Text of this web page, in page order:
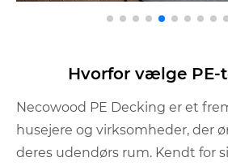
Hvorfor vælge PE-
Necowood PE Decking er et
husejere og virksomheder, der
deres udendørs rum. Kendt for